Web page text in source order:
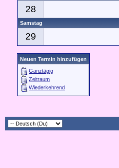
28
Samstag
29
Neuen Termin hinzufügen
Ganztägig
Zeitraum
Wiederkehrend